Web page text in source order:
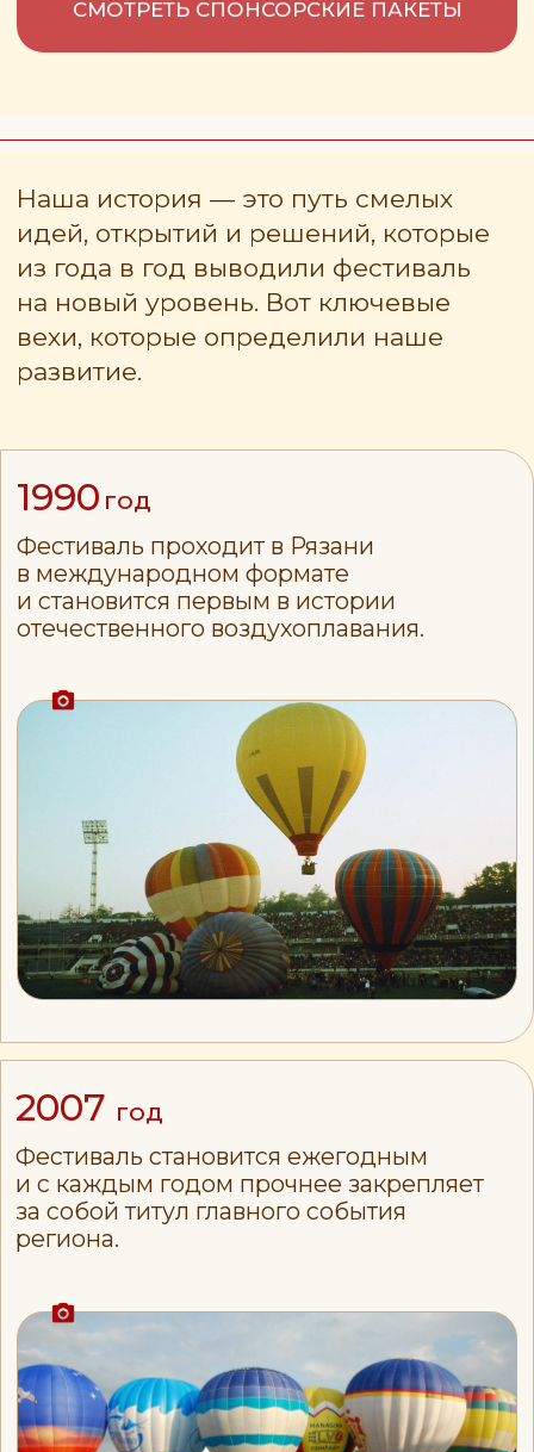
Фестиваль проходит в Рязани
в международном формате
и становится первым в истории
Фестиваль становится ежегодным
за собой титул главного события
региона.
год
В рамках фестиваля первые проходит
Кубок России по воздухоплавательному
спорту. Появляются футболки
с символикой фестиваля — новая
традиция, которую гости встречают
с большим интересом.
Проходит 1-й Кубок Фестиваля «Небо
России». Ход спортивных соревнований
впервые фиксируют судьи-обсерверы
(ранее были только судьи-измерители).